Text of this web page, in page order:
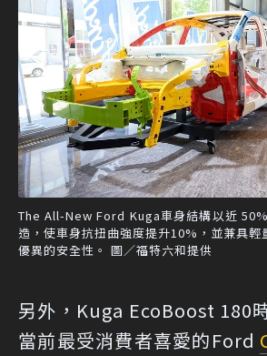
The All-New Ford Kuga車身結構以近
造，使車身抗扭曲強度提升10%，並兼具輕
優異的安全性。 圖／福特六和提供
另外，Kuga EcoBoost 180
當前最受消費者喜愛的Ford